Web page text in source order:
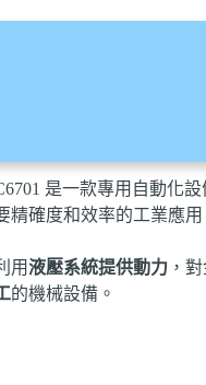
是一款專用自動化
精確度和效率的工業應用
用液壓系統提供動力，對
的機械設備。